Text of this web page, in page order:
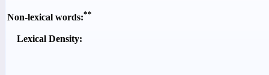
Non-lexical words:**
Lexical Density: